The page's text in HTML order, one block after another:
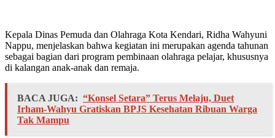
Kepala Dinas Pemuda dan Olahraga Kota Kendari, Ridha Wahyuni
Nappu, menjelaskan bahwa kegiatan ini merupakan agenda tahunan
sebagai bagian dari program pembinaan olahraga pelajar, khususnya
di kalangan anak-anak dan remaja.
BACA JUGA: “Konsel Setara” Terus Melaju, Duet
Irham-Wahyu Gratiskan BPJS Kesehatan Ribuan Warga
Tak Mampu